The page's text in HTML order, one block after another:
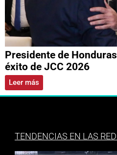
Presidente de
éxito de JCC 2026
Leer más
TENDENCIAS EN LAS